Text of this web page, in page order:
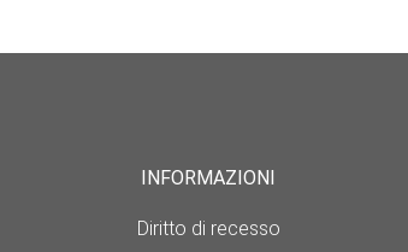
INFORMAZIONI
Diritto di recesso